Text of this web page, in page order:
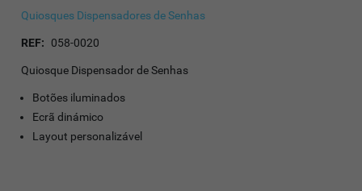
Quiosques Dispensadores de Senhas
REF: 058-0020
Quiosque Dispensador de Senhas
Botões iluminados
Ecrã dinámico
Layout personalizável